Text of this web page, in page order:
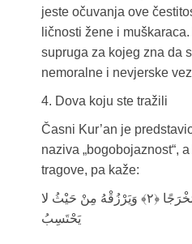
jeste očuvanja ove
ličnosti žene i
supruga za kojeg zna da
nemoralne i nevjerske
4. Dova koju ste tražili
Časni Kur’an je
naziva „bogobojaznost“,
tragove, pa kaže:
وَمَن يَتَّقِ اللَّهَ يَجْعَل لَّهُ مَخْرَجًا ﴿۲﴾ وَيَرْزُقْهُ مِنْ حَيْثُ لا
يَحْتَسِبُ